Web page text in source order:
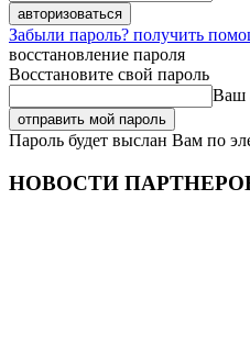
Забыли пароль? получить
восстановление пароля
Восстановите свой пароль
Ваш
Пароль будет выслан Вам по
НОВОСТИ